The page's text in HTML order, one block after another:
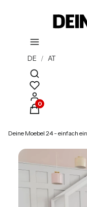
DE / AT
Suchmaschine
Produkte im
Deine Moebel 24 - einfach